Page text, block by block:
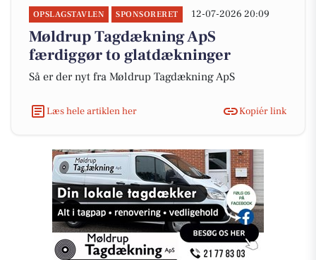
OPSLAGSTAVLEN SPONSORERET 12-07-2026 20:09
Møldrup Tagdækning ApS
færdiggør to glatdækninger
Så er der nyt fra Møldrup Tagdækning ApS
Læs hele artiklen her Kopiér link